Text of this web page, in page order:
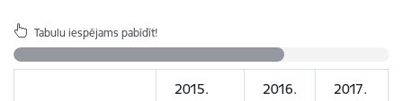
Tabulu iespējams pabīdīt!
2015.
2016.
2017.